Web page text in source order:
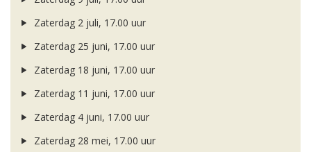
Zaterdag 2 juli, 17.00 uur
Zaterdag 25 juni, 17.00 uur
Zaterdag 18 juni, 17.00 uur
Zaterdag 11 juni, 17.00 uur
Zaterdag 4 juni, 17.00 uur
Zaterdag 28 mei, 17.00 uur